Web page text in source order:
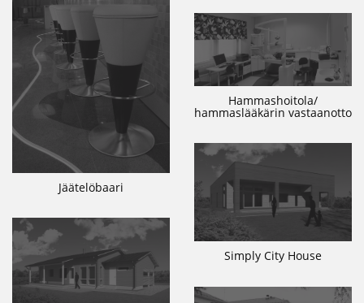
Jäätelöbaari
Hammashoitola/
hammaslääkärin vastaanotto
Simply City House